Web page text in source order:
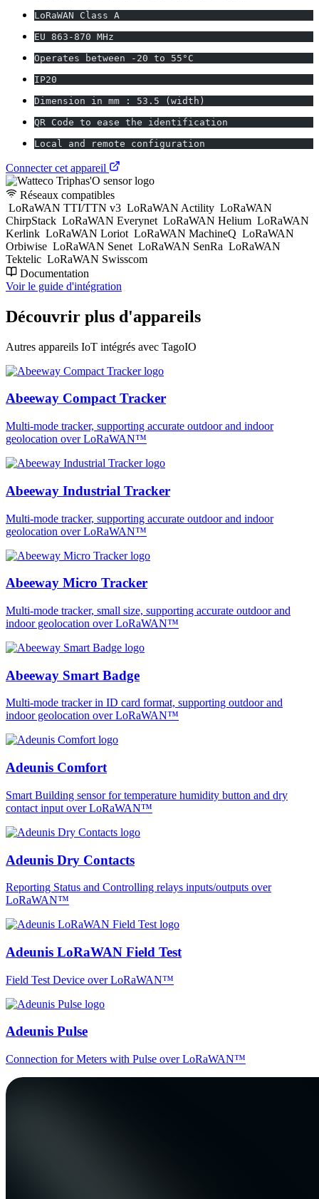
LoRaWAN Class A
EU 863-870 MHz
Operates between -20 to 55°C
IP20
Dimension in mm : 53.5 (width)
QR Code to ease the identification
Local and remote configuration
Connecter cet appareil
Réseaux compatibles
LoRaWAN TTI/TTN v3 LoRaWAN Actility LoRaWAN
ChirpStack LoRaWAN Everynet LoRaWAN Helium LoRaWAN
Kerlink LoRaWAN Loriot LoRaWAN MachineQ LoRaWAN
Orbiwise LoRaWAN Senet LoRaWAN SenRa LoRaWAN
Tektelic LoRaWAN Swisscom
Documentation
Voir le guide d'intégration
Découvrir plus d'appareils
Autres appareils IoT intégrés avec TagoIO
Abeeway Compact Tracker
Multi-mode tracker, supporting accurate outdoor and indoor
geolocation over LoRaWAN™
Abeeway Industrial Tracker
Multi-mode tracker, supporting accurate outdoor and indoor
geolocation over LoRaWAN™
Abeeway Micro Tracker
Multi-mode tracker, small size, supporting accurate outdoor and
indoor geolocation over LoRaWAN™
Abeeway Smart Badge
Multi-mode tracker in ID card format, supporting outdoor and
indoor geolocation over LoRaWAN™
Adeunis Comfort
Smart Building sensor for temperature humidity button and dry
contact input over LoRaWAN™
Adeunis Dry Contacts
Reporting Status and Controlling relays inputs/outputs over
LoRaWAN™
Adeunis LoRaWAN Field Test
Field Test Device over LoRaWAN™
Adeunis Pulse
Connection for Meters with Pulse over LoRaWAN™